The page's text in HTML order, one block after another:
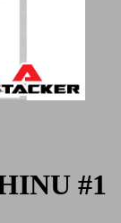
#1